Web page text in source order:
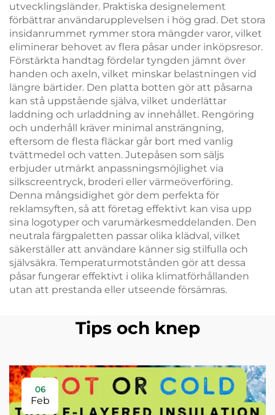
utvecklingsländer. Praktiska designelement
förbättrar användarupplevelsen i hög grad. Det stora
insidanrummet rymmer stora mängder varor, vilket
eliminerar behovet av flera påsar under inköpsresor.
Förstärkta handtag fördelar tyngden jämnt över
handen och axeln, vilket minskar belastningen vid
längre bärtider. Den platta botten gör att påsarna
kan stå uppstående själva, vilket underlättar
laddning och urladdning av innehållet. Rengöring
och underhåll kräver minimal ansträngning,
eftersom de flesta fläckar går bort med vanlig
tvättmedel och vatten. Jutepåsen som säljs
erbjuder utmärkt anpassningsmöjlighet via
silkscreentryck, broderi eller värmeöverföring.
Denna mångsidighet gör dem perfekta för
reklamsyften, så att företag effektivt kan visa upp
sina logotyper och varumärkesmeddelanden. Den
neutrala färgpaletten passar olika klädval, vilket
säkerställer att användare känner sig stilfulla och
självsäkra. Temperaturmotstånden gör att dessa
påsar fungerar effektivt i olika klimatförhållanden
utan att prestanda eller utseende försämras.
Tips och knep
06
Feb